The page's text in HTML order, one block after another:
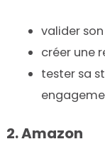
valider
créer une
tester sa
2. Amazon